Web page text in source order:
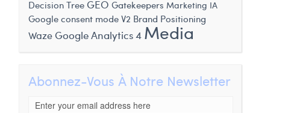
Decision Tree GEO Gatekeepers Marketing IA
Google consent mode V2 Brand Positioning
Waze Google Analytics 4 Media
Abonnez-Vous À Notre Newsletter